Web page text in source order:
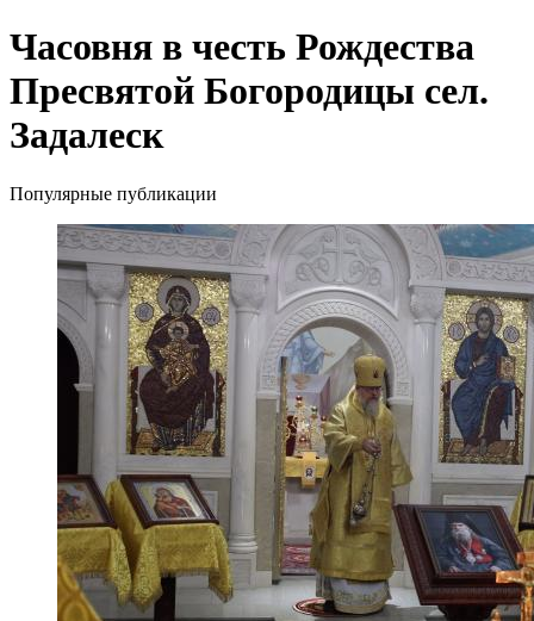
Часовня в честь Рождества
Пресвятой Богородицы сел.
Задалеск
Популярные публикации